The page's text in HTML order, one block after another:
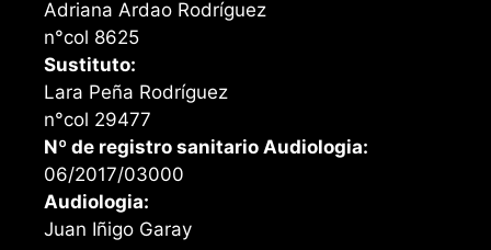
Adriana Ardao Rodríguez
n°col 8625
Sustituto:
Lara Peña Rodríguez
n°col 29477
Nº de registro sanitario Audiologia:
06/2017/03000
Audiologia:
Juan Iñigo Garay